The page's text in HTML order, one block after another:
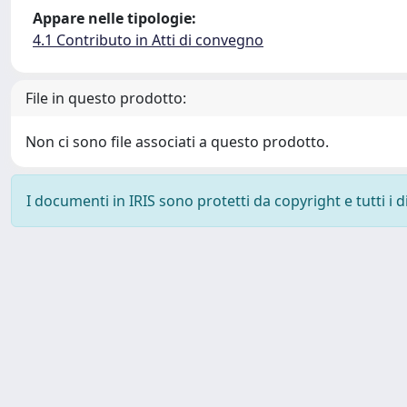
Appare nelle tipologie:
4.1 Contributo in Atti di convegno
File in questo prodotto:
Non ci sono file associati a questo prodotto.
I documenti in IRIS sono protetti da copyright e tutti i